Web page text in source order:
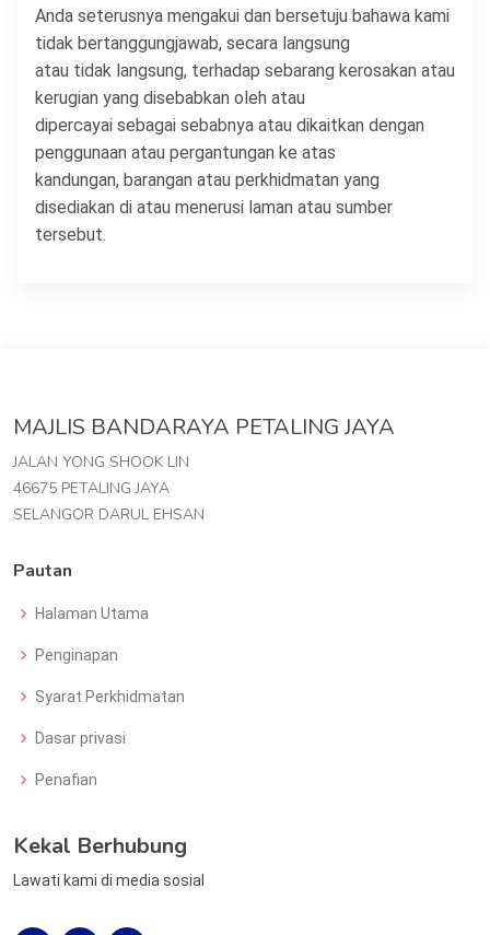
Anda seterusnya mengakui dan bersetuju bahawa kami
tidak bertanggungjawab, secara langsung
atau tidak langsung, terhadap sebarang kerosakan atau
kerugian yang disebabkan oleh atau
dipercayai sebagai sebabnya atau dikaitkan dengan
penggunaan atau pergantungan ke atas
kandungan, barangan atau perkhidmatan yang
disediakan di atau menerusi laman atau sumber
tersebut.
MAJLIS BANDARAYA PETALING JAYA
JALAN YONG SHOOK LIN
46675 PETALING JAYA
SELANGOR DARUL EHSAN
Pautan
Halaman Utama
Penginapan
Syarat Perkhidmatan
Dasar privasi
Penafian
Kekal Berhubung
Lawati kami di media sosial